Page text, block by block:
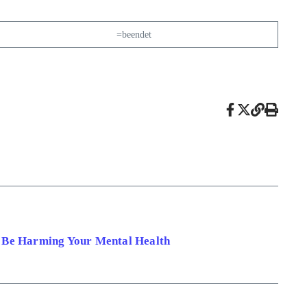
=beendet
Harming Your Mental Health